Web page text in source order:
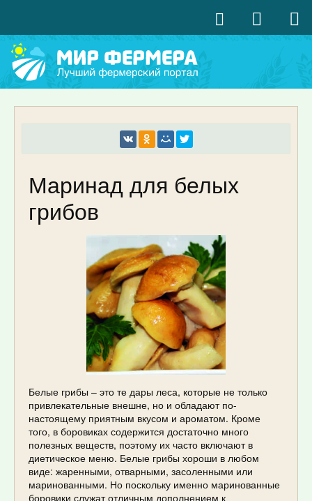
Маринад для белых
грибов
Белые грибы – это те дары леса, которые не только
привлекательные внешне, но и обладают по-
настоящему приятным вкусом и ароматом. Кроме
того, в боровиках содержится достаточно много
полезных веществ, поэтому их часто включают в
диетическое меню. Белые грибы хороши в любом
виде: жаренными, отварными, засоленными или
маринованными. Но поскольку именно маринованные
боровики служат отличным дополнением к